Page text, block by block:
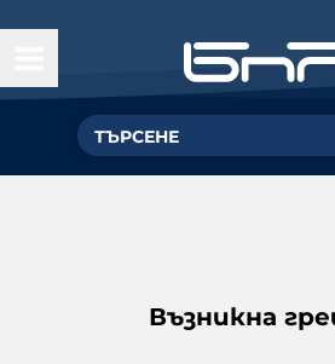
Възникна